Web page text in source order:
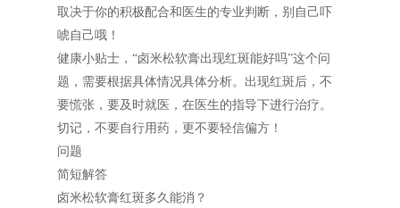
取决于你的积极配合和医生的专业判断，别自己吓
唬自己哦！
健康小贴士，“卤米松软膏出现红斑能好吗”这个问
题，需要根据具体情况具体分析。出现红斑后，不
要慌张，要及时就医，在医生的指导下进行治疗。
切记，不要自行用药，更不要轻信偏方！
问题
简短解答
卤米松软膏红斑多久能消？